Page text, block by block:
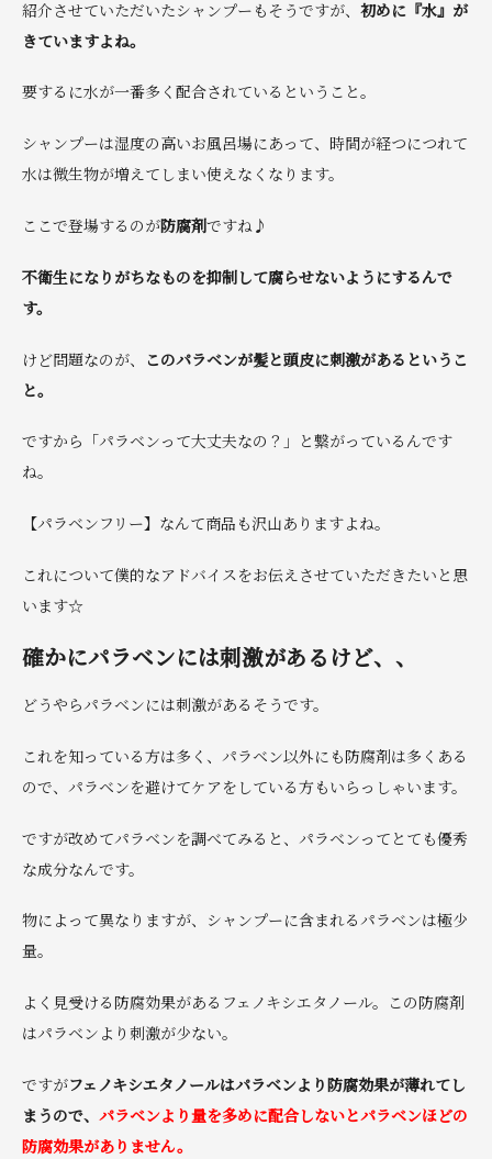
紹介させていただいたシャンプーもそうですが、 初めに『水』が
きていますよね。
要するに水が一番多く配合されているということ。
シャンプーは湿度の高いお風呂場にあって、時間が経つにつれて
水は微生物が増えてしまい使えなくなります。
ここで登場するのが防腐剤ですね♪
不衛生になりがちなものを抑制して腐らせないようにするんで
す。
けど問題なのが、
このパラベンが髪と頭皮に刺激があるというこ
と。
ですから「パラベンって大丈夫なの？」と繋がっているんです
ね。
【パラベンフリー】なんて商品も沢山ありますよね。
これについて僕的なアドバイスをお伝えさせていただきたいと思
います☆
確かにパラベンには刺激があるけど、、
どうやらパラベンには刺激があるそうです。
これを知っている方は多く、パラベン以外にも防腐剤は多くある
ので、パラベンを避けてケアをしている方もいらっしゃいます。
ですが改めてパラベンを調べてみると、パラベンってとても優秀
な成分なんです。
物によって異なりますが、シャンプーに含まれるパラベンは極少
量。
よく見受ける防腐効果があるフェノキシエタノール。この防腐剤
はパラベンより刺激が少ない。
ですがフェノキシエタノールはパラベンより防腐効果が薄れてし
まうので、 パラベンより量を多めに配合しないとパラベンほどの
防腐効果がありません。